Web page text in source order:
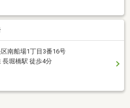
南船場1丁目3番16号
長堀橋駅 徒歩4分